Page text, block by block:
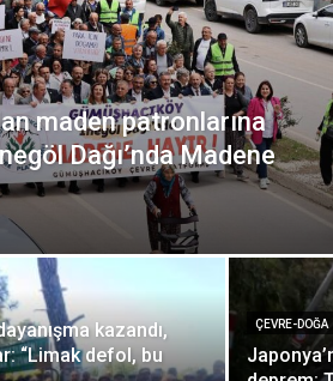
maden patronlarına
Dağı’nda Madene
kazandı,
“Limak defol, bu
ÇEVRE-DOĞA